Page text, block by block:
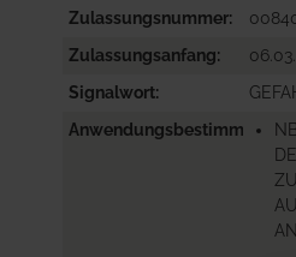
Zulassungsnummer
Zulassungsanfang
Signalwort
Anwendungsbestimmungen